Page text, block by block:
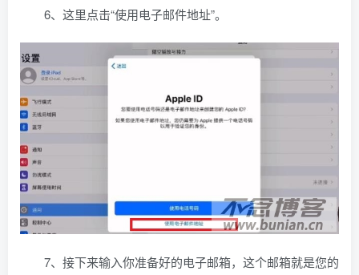
6、这里点击“使用电子邮件地址”。
7、接下来输入你准备好的电子邮箱，这个邮箱就是您的